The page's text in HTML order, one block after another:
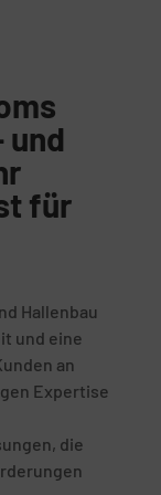
und
für
Hallenbau
und eine
an
Expertise
die